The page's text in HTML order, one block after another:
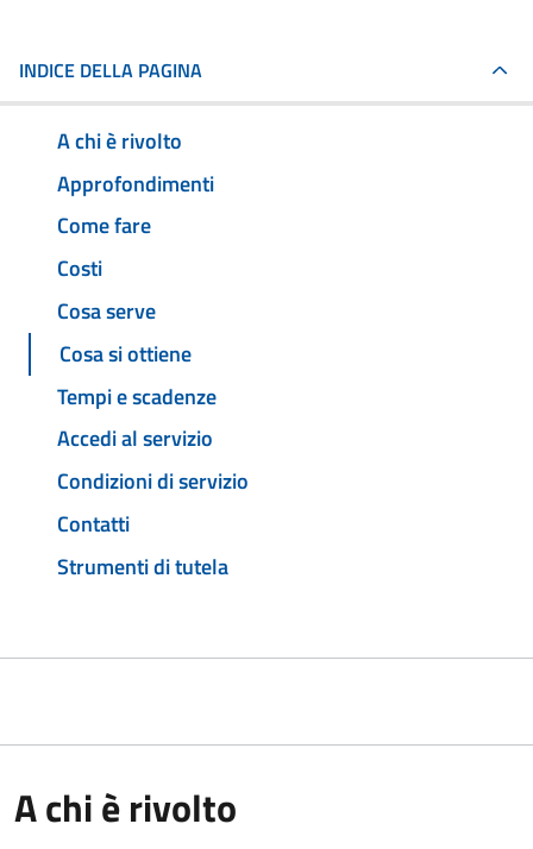
INDICE DELLA PAGINA
A chi è rivolto
Approfondimenti
Come fare
Costi
Cosa serve
Cosa si ottiene
Tempi e scadenze
Accedi al servizio
Condizioni di servizio
Contatti
Strumenti di tutela
A chi è rivolto